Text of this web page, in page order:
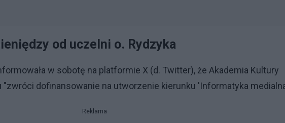
od uczelni o. Rydzyka
w sobotę na platformie X (d. Twitter), że Akademia Kultury
"zwróci dofinansowanie na utworzenie kierunku 'Informatyka
Reklama